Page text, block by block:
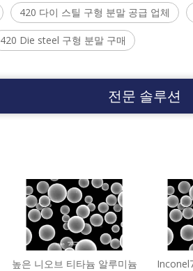
420 다이 스틸 구형 분말 공급 업체
420 Die steel 구형 분말 구매
전문 솔루션
높은 니오브 티타늄 알루미늄